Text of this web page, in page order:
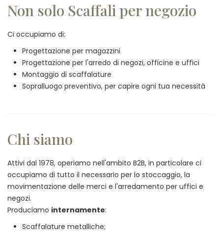
Non solo Scaffali per negozio
Ci occupiamo di:
Progettazione per magazzini
Progettazione per l'arredo di negozi, officine e uffici
Montaggio di scaffalature
Sopralluogo preventivo, per capire ogni tua necessità
Chi siamo
Attivi dal 1978, operiamo nell'ambito B2B, in particolare ci
occupiamo di tutto il necessario per lo stoccaggio, la
movimentazione delle merci e l'arredamento per uffici e
negozi.
Produciamo internamente:
Scaffalature metalliche;